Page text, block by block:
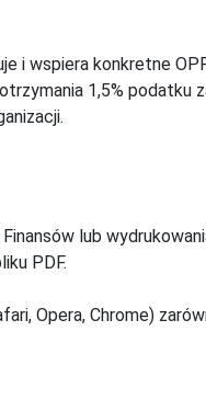
i wspiera konkretne
1,5% podatku
lub
PDF.
Opera, Chrome)